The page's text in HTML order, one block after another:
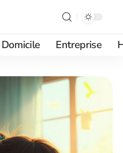
Domicile Entreprise